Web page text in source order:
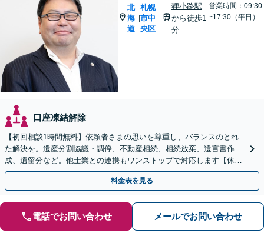
北
海
道
札幌
市中
央区
狸小路駅
から徒歩1
分
営業時間：09:30
~17:30（平日）
口座凍結解除
【初回相談1時間無料】依頼者さまの思いを尊重し、バランスのとれ
た解決を。遺産分割協議・調停、不動産相続、相続放棄、遺言書作
成、遺留分など。他士業との連携もワンストップで対応します【休
日・夜間面談OK】【すすきの駅2分】
料金表を見る
電話でお問い合わせ メールでお問い合わせ